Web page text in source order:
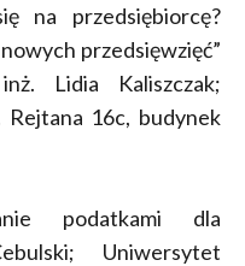
na przedsiębiorcę?
przedsięwzięć”
Lidia Kaliszczak;
16c, budynek
podatkami dla
Uniwersytet